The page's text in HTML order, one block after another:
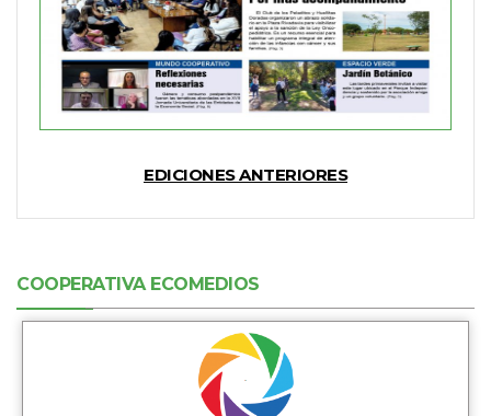
EDICIONES ANTERIORES
COOPERATIVA ECOMEDIOS